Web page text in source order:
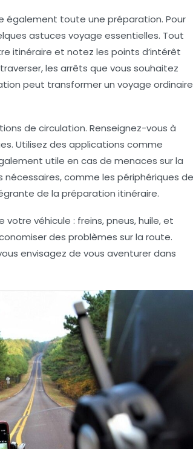
également toute une préparation. Pour
astuces voyage essentielles. Tout
itinéraire et notez les points d’intérêt
les arrêts que vous souhaitez
peut transformer un voyage ordinaire
de circulation. Renseignez-vous à
Utilisez des applications comme
utile en cas de menaces sur la
comme les périphériques de
de la préparation itinéraire.
véhicule : freins, pneus, huile, et
des problèmes sur la route.
envisagez de vous aventurer dans